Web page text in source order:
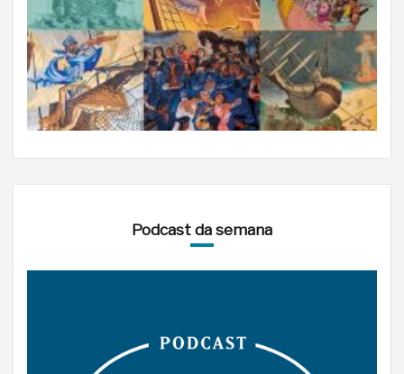
Podcast da semana